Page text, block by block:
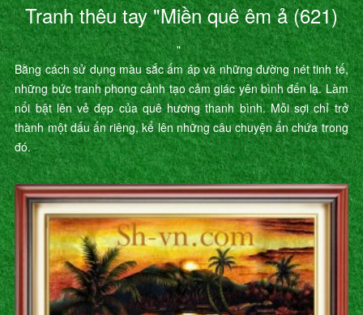
Tranh thêu tay "Miền quê êm ả (621)
"
Bằng cách sử dụng màu sắc ấm áp và những đường nét tinh tế,
những bức tranh phong cảnh tạo cảm giác yên bình đến lạ. Làm
nổi bật lên vẻ đẹp của quê hương thanh bình. Mỗi sợi chỉ trở
thành một dấu ấn riêng, kể lên những câu chuyện ẩn chứa trong
đó.